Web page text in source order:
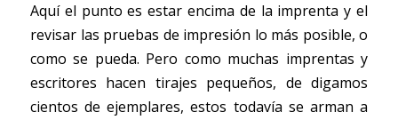
Aquí el punto es estar encima de la imprenta y el
revisar las pruebas de impresión lo más posible, o
como se pueda. Pero como muchas imprentas y
escritores hacen tirajes pequeños, de digamos
cientos de ejemplares, estos todavía se arman a